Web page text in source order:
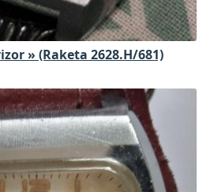
» (Raketa 2628.H/681)